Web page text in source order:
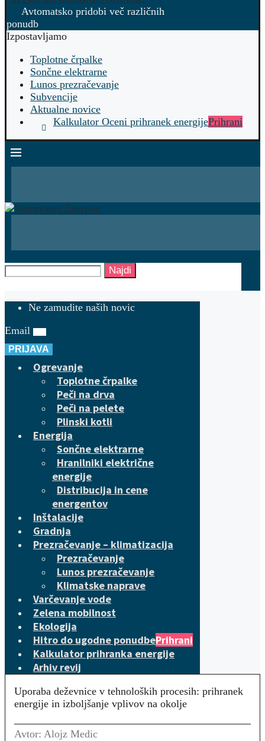
Avtomatsko pridobi več različnih
ponudb
Izpostavljamo
Toplotne črpalke
Sončne elektrarne
Lunos prezračevanje
Subvencije
Aktualne novice
Kalkulator Oceni prihranek energijePrihrani
Najdi
Ne zamudite naših novic
Email
PRIJAVA
Ogrevanje
Toplotne črpalke
Peči na drva
Peči na pelete
Plinski kotli
Energija
Sončne elektrarne
Hranilniki električne
energije
Distribucija in cene
energentov
Inštalacije
Gradnja
Prezračevanje – klimatizacija
Prezračevanje
Lunos prezračevanje
Klimatske naprave
Varčevanje vode
Zelena mobilnost
Ekologija
Hitro do ugodne ponudbePrihrani
Kalkulator prihranka energije
Arhiv revij
Uporaba deževnice v tehnoloških procesih: prihranek
energije in izboljšanje vplivov na okolje
Avtor: Alojz Medic